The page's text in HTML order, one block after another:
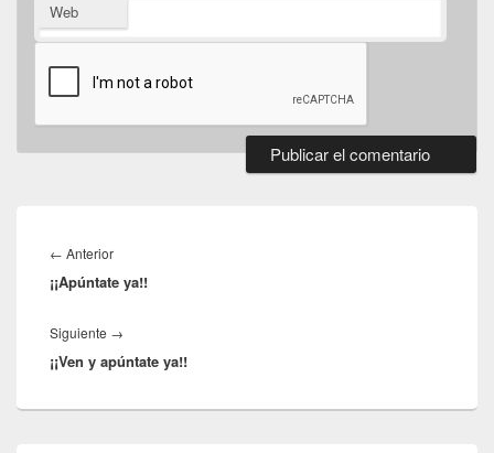
Web
de
entradas
← Anterior
anterior:
¡¡Apúntate ya!!
Siguiente →
entrada:
¡¡Ven y apúntate ya!!